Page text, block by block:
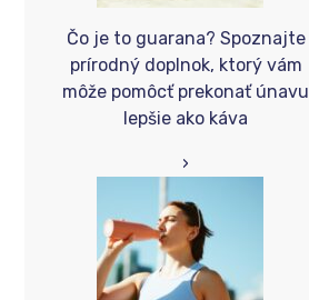
Čo je to guarana? Spoznajte
prírodný doplnok, ktorý vám
môže pomôcť prekonať únavu
lepšie ako káva
›